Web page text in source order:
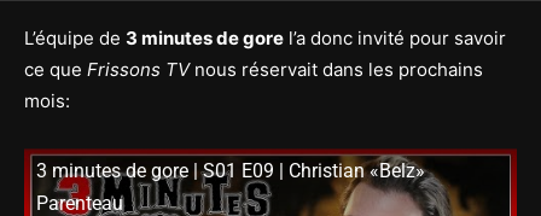
L’équipe de 3 minutes de gore l’a donc invité pour savoir
ce que Frissons TVnous réservait dans les prochains
mois:
3 minutes de gore | S01 E09 | Christian «Belz»
Parenteau